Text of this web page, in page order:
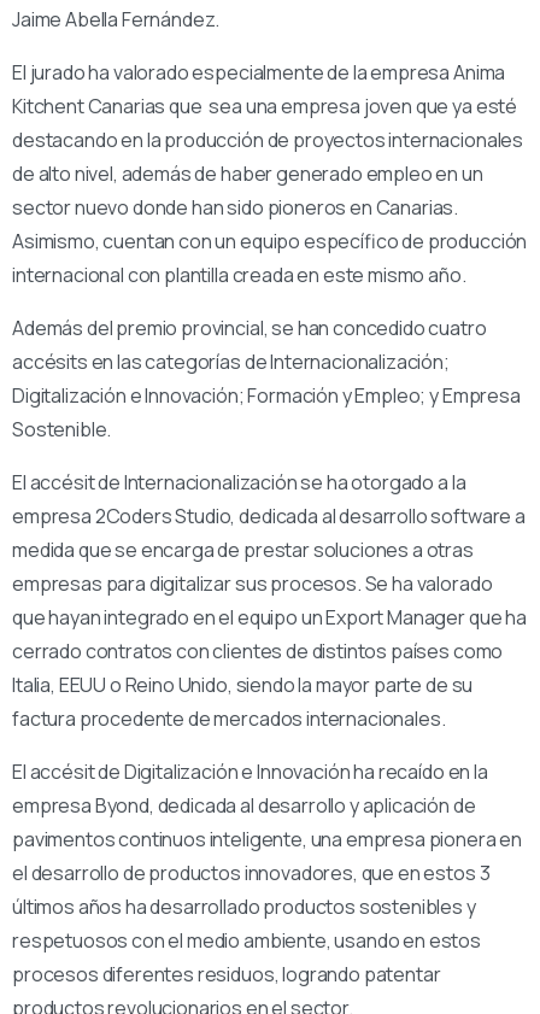
Jaime Abella Fernández.
El jurado ha valorado especialmente de la empresa Anima
Kitchent Canarias que sea una empresa joven que ya esté
destacando en la producción de proyectos internacionales
de alto nivel, además de haber generado empleo en un
sector nuevo donde han sido pioneros en Canarias.
Asimismo, cuentan con un equipo específico de producción
internacional con plantilla creada en este mismo año.
Además del premio provincial, se han concedido cuatro
accésits en las categorías de Internacionalización;
Digitalización e Innovación; Formación y Empleo; y Empresa
Sostenible.
El accésit de Internacionalización se ha otorgado a la
empresa 2Coders Studio, dedicada al desarrollo software a
medida que se encarga de prestar soluciones a otras
empresas para digitalizar sus procesos. Se ha valorado
que hayan integrado en el equipo un Export Manager que ha
cerrado contratos con clientes de distintos países como
Italia, EEUU o Reino Unido, siendo la mayor parte de su
factura procedente de mercados internacionales.
El accésit de Digitalización e Innovación ha recaído en la
empresa Byond, dedicada al desarrollo y aplicación de
pavimentos continuos inteligente, una empresa pionera en
el desarrollo de productos innovadores, que en estos 3
últimos años ha desarrollado productos sostenibles y
respetuosos con el medio ambiente, usando en estos
procesos diferentes residuos, logrando patentar
productos revolucionarios en el sector.